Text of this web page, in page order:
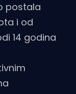
postala
i od
14 godina